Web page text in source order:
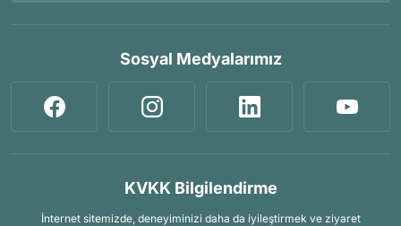
Sosyal Medyalarımız
KVKK Bilgilendirme
İnternet sitemizde, deneyiminizi daha da iyileştirmek ve ziyaret